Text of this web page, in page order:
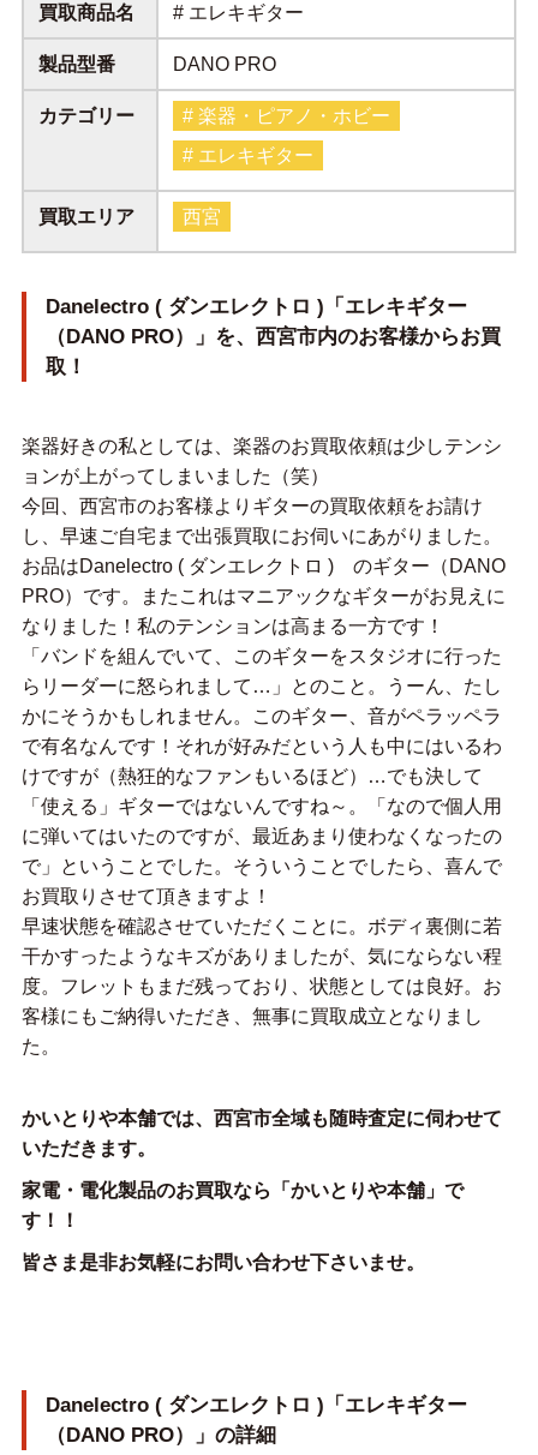
買取商品名 # エレキギター
製品型番 DANO PRO
カテゴリー
# 楽器・ピアノ・ホビー
# エレキギター
買取エリア 西宮
Danelectro ( ダンエレクトロ )「エレキギター
（DANO PRO）」を、西宮市内のお客様からお買
取！
楽器好きの私としては、楽器のお買取依頼は少しテンシ
ョンが上がってしまいました（笑）
今回、西宮市のお客様よりギターの買取依頼をお請け
し、早速ご自宅まで出張買取にお伺いにあがりました。
お品はDanelectro ( ダンエレクトロ ) のギター（DANO
PRO）です。またこれはマニアックなギターがお見えに
なりました！私のテンションは高まる一方です！
「バンドを組んでいて、このギターをスタジオに行った
らリーダーに怒られまして…」とのこと。うーん、たし
かにそうかもしれません。このギター、音がペラッペラ
で有名なんです！それが好みだという人も中にはいるわ
けですが（熱狂的なファンもいるほど）…でも決して
「使える」ギターではないんですね～。「なので個人用
に弾いてはいたのですが、最近あまり使わなくなったの
で」ということでした。そういうことでしたら、喜んで
お買取りさせて頂きますよ！
早速状態を確認させていただくことに。ボディ裏側に若
干かすったようなキズがありましたが、気にならない程
度。フレットもまだ残っており、状態としては良好。お
客様にもご納得いただき、無事に買取成立となりまし
た。
かいとりや本舗では、西宮市全域も随時査定に伺わせて
いただきます。
家電・電化製品のお買取なら「かいとりや本舗」で
す！！
皆さま是非お気軽にお問い合わせ下さいませ。
Danelectro ( ダンエレクトロ )「エレキギター
（DANO PRO）」の詳細